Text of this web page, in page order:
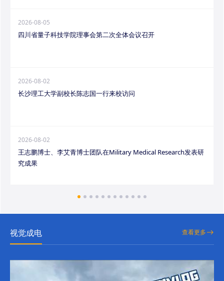
2026-08-05
四川省量子科技学院理事会第二次全体会议召开
2026-08-02
长沙理工大学副校长陈志国一行来校访问
2026-08-02
王志鹏博士、李艾青博士团队在Military Medical Research发表研
究成果
视觉成电 查看更多